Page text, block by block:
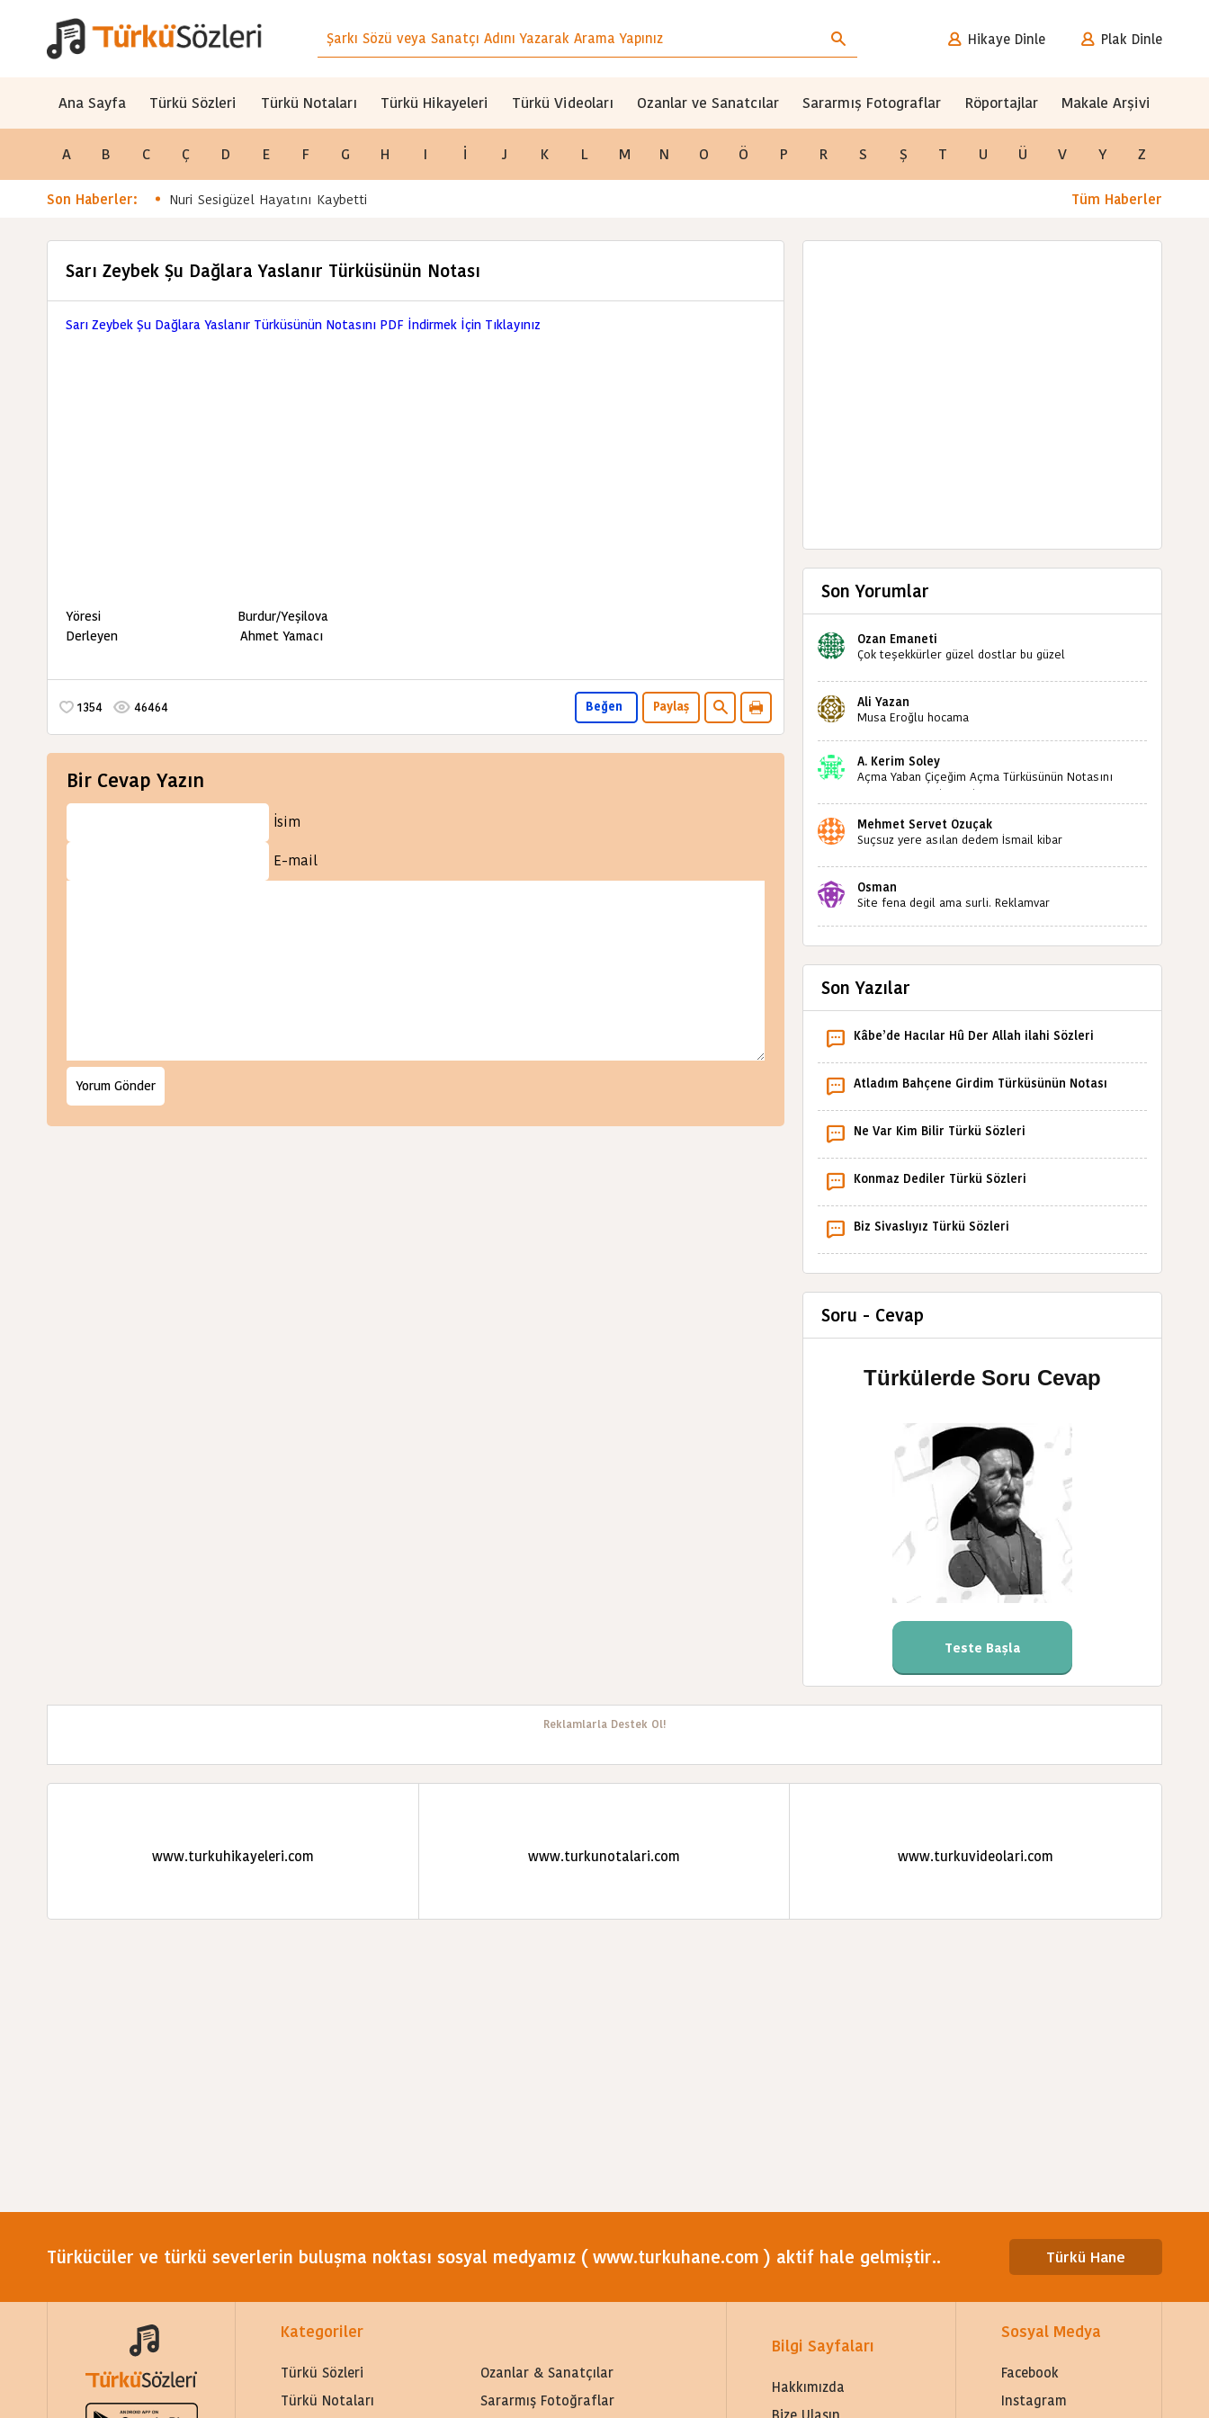
Hikaye Dinle Plak Dinle
Ana Sayfa Türkü Sözleri Türkü Notaları Türkü Hikayeleri Türkü Videoları Ozanlar ve Sanatcılar Sararmış Fotograflar Röportajlar Makale Arşivi
A B C Ç D E F G H I İ J K L M N O Ö P R S Ş T U Ü V Y Z
Son Haberler: Nuri Sesigüzel Hayatını Kaybetti Tüm Haberler
Sarı Zeybek Şu Dağlara Yaslanır Türküsünün Notası
Sarı Zeybek Şu Dağlara Yaslanır Türküsünün Notasını PDF İndirmek İçin Tıklayınız
Yöresi Burdur/Yeşilova
Derleyen Ahmet Yamacı
1354 46464 Beğen Paylaş
Bir Cevap Yazın
İsim
E-mail
Son Yorumlar
Ozan Emaneti
Çok teşekkürler güzel dostlar bu güzel
sizlerin sayesinde türkülerimiz ölmeyecektir tekrar
teşekkürler saygılarımla
Ali Yazan
Musa Eroğlu hocama
A. Kerim Soley
Açma Yaban Çiçeğim Açma Türküsünün Notasını
Bulabilir miyiz ?İlginiz İçin Şimdiden Teşekkürler.
Mehmet Servet Özuçak
Suçsuz yere asılan dedem İsmail kibar
Osman
Site fena degil ama surli. Reklamvar
Son Yazılar
Kâbe’de Hacılar Hû Der Allah ilahi Sözleri
Atladım Bahçene Girdim Türküsünün Notası
Ne Var Kim Bilir Türkü Sözleri
Konmaz Dediler Türkü Sözleri
Biz Sivaslıyız Türkü Sözleri
Soru - Cevap
Türkülerde Soru Cevap
Teste Başla
Reklamlarla Destek Ol!
www.turkuhikayeleri.com www.turkunotalari.com www.turkuvideolari.com
Türkücüler ve türkü severlerin buluşma noktası sosyal medyamız ( www.turkuhane.com ) aktif hale gelmiştir.. Türkü Hane
Kategoriler
Türkü Sözleri
Ozanlar & Sanatçılar
Türkü Notaları
Sararmış Fotoğraflar
Bilgi Sayfaları
Hakkımızda
Sosyal Medya
Facebook
Instagram